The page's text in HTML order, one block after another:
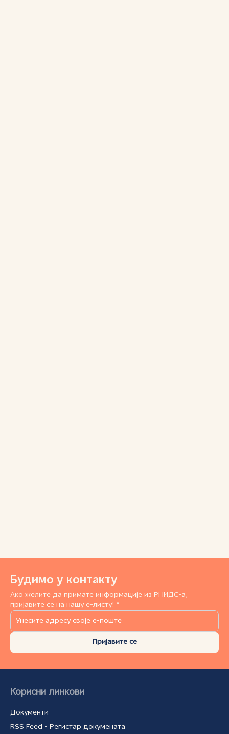
Будимо у контакту
Ако желите да примате информације из РНИДС-а,
пријавите се на нашу е-листу! *
Пријавите се
Корисни линкови
Документи
RSS Feed - Регистар докумената